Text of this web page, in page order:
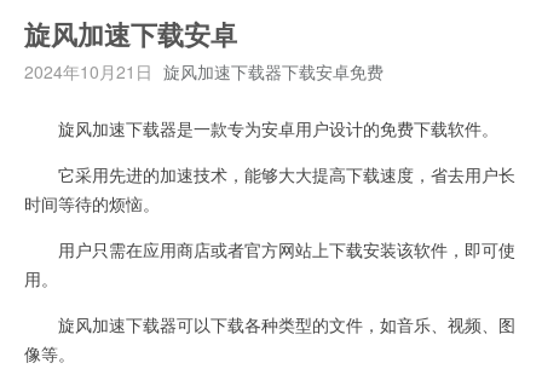
旋风加速下载安卓
2024年10月21日 旋风加速下载器下载安卓免费
旋风加速下载器是一款专为安卓用户设计的免费下载软件。
它采用先进的加速技术，能够大大提高下载速度，省去用户长
时间等待的烦恼。
用户只需在应用商店或者官方网站上下载安装该软件，即可使
用。
旋风加速下载器可以下载各种类型的文件，如音乐、视频、图
像等。